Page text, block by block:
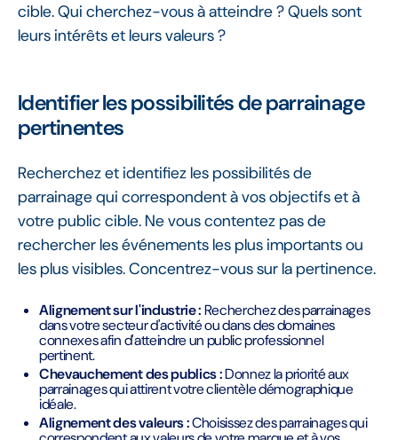
cible. Qui cherchez-vous à atteindre ? Quels sont
leurs intérêts et leurs valeurs ?
Identifier les possibilités de parrainage
pertinentes
Recherchez et identifiez les possibilités de
parrainage qui correspondent à vos objectifs et à
votre public cible. Ne vous contentez pas de
rechercher les événements les plus importants ou
les plus visibles. Concentrez-vous sur la pertinence.
Alignement sur l'industrie :Recherchez des parrainages
dans votre secteur d'activité ou dans des domaines
connexes afin d'atteindre un public professionnel
pertinent.
Chevauchement des publics :Donnez la priorité aux
parrainages qui attirent votre clientèle démographique
idéale.
Alignement des valeurs :Choisissez des parrainages qui